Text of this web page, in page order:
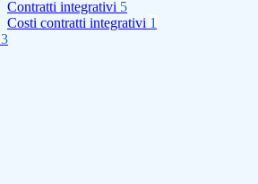
Contratti integrativi 5
Costi contratti integrativi 1
3